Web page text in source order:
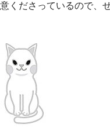
意くださっているので、